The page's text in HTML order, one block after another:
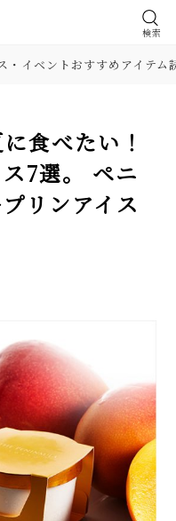
検索
・イベントおすすめアイテム
食べたい！
7選。 ペニ
リンアイス